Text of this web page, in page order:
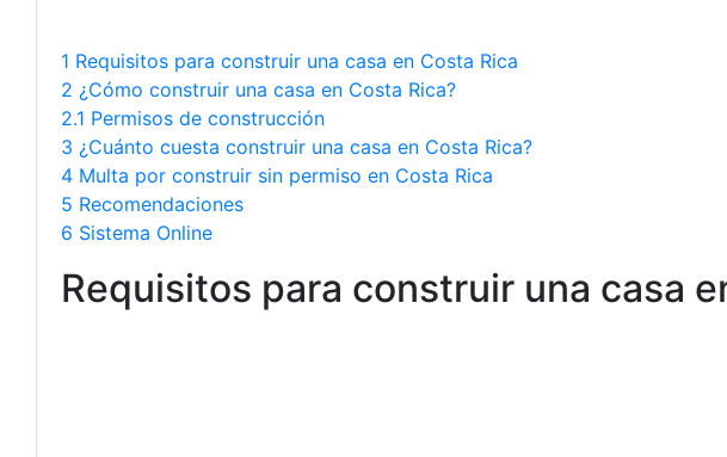
1 Requisitos para construir una casa en Costa Rica
2 ¿Cómo construir una casa en Costa Rica?
2.1 Permisos de construcción
3 ¿Cuánto cuesta construir una casa en Costa Rica?
4 Multa por construir sin permiso en Costa Rica
5 Recomendaciones
6 Sistema Online
Requisitos para construir una casa